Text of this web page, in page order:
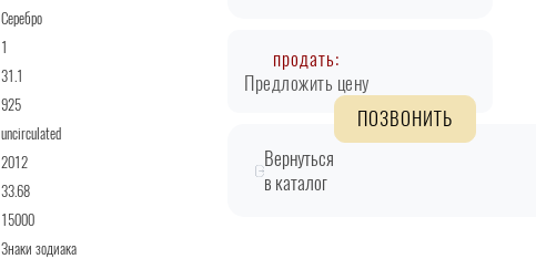
Серебро
1
31.1
925
uncirculated
2012
33.68
15000
Знаки зодиака
продать:
Предложить цену
ПОЗВОНИТЬ
Вернуться
в каталог